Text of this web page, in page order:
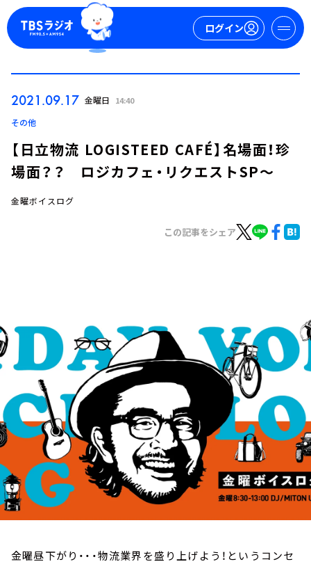
ログイン
イベント・グッズ
YouTube
会社情報
2021.09.17 金曜日 14:40
その他
【日立物流 LOGISTEED CAFÉ】名場面！珍
場面？？ ロジカフェ・リクエストSP～
金曜ボイスログ
この記事をシェア
金曜昼下がり・・・物流業界を盛り上げよう！というコンセ